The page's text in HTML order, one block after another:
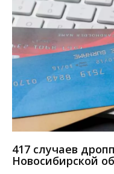
417 случаев
Новосибирской